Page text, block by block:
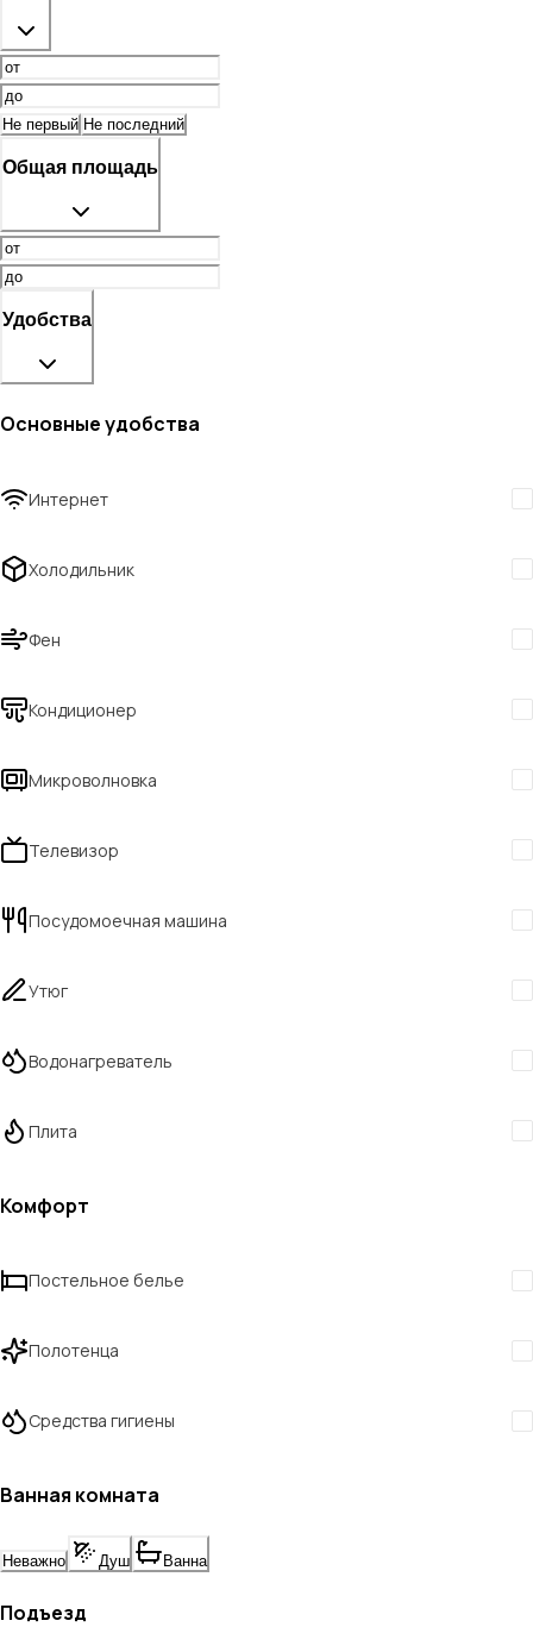
Не первый Не последний
Общая площадь
Удобства
Основные удобства
Интернет
Холодильник
Фен
Кондиционер
Микроволновка
Телевизор
Посудомоечная машина
Утюг
Водонагреватель
Плита
Комфорт
Постельное белье
Полотенца
Средства гигиены
Ванная комната
Неважно Душ Ванна
Подъезд